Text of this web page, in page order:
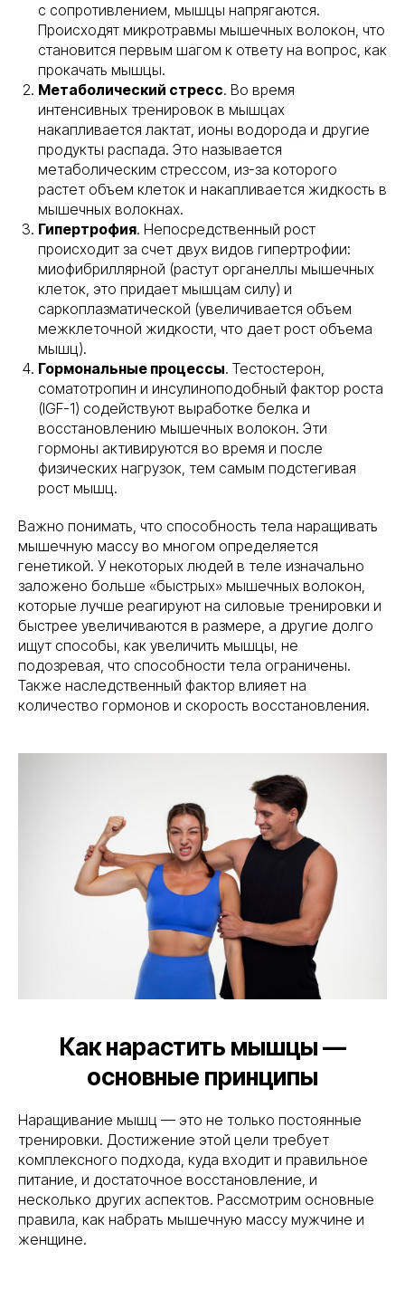
с сопротивлением, мышцы напрягаются.
Происходят микротравмы мышечных волокон, что
становится первым шагом к ответу на вопрос, как
прокачать мышцы.
Метаболический стресс. Во время
интенсивных тренировок в мышцах
накапливается лактат, ионы водорода и другие
продукты распада. Это называется
метаболическим стрессом, из-за которого
растет объем клеток и накапливается жидкость в
мышечных волокнах.
Гипертрофия. Непосредственный рост
происходит за счет двух видов гипертрофии:
миофибриллярной (растут органеллы мышечных
клеток, это придает мышцам силу) и
саркоплазматической (увеличивается объем
межклеточной жидкости, что дает рост объема
мышц).
Гормональные процессы. Тестостерон,
соматотропин и инсулиноподобный фактор роста
(IGF-1) содействуют выработке белка и
восстановлению мышечных волокон. Эти
гормоны активируются во время и после
физических нагрузок, тем самым подстегивая
рост мышц.
Важно понимать, что способность тела наращивать
мышечную массу во многом определяется
генетикой. У некоторых людей в теле изначально
заложено больше «быстрых» мышечных волокон,
которые лучше реагируют на силовые тренировки и
быстрее увеличиваются в размере, а другие долго
ищут способы, как увеличить мышцы, не
подозревая, что способности тела ограничены.
Также наследственный фактор влияет на
количество гормонов и скорость восстановления.
Как нарастить мышцы —
основные принципы
Наращивание мышц — это не только постоянные
тренировки. Достижение этой цели требует
комплексного подхода, куда входит и правильное
питание, и достаточное восстановление, и
несколько других аспектов. Рассмотрим основные
правила, как набрать мышечную массу мужчине и
женщине.